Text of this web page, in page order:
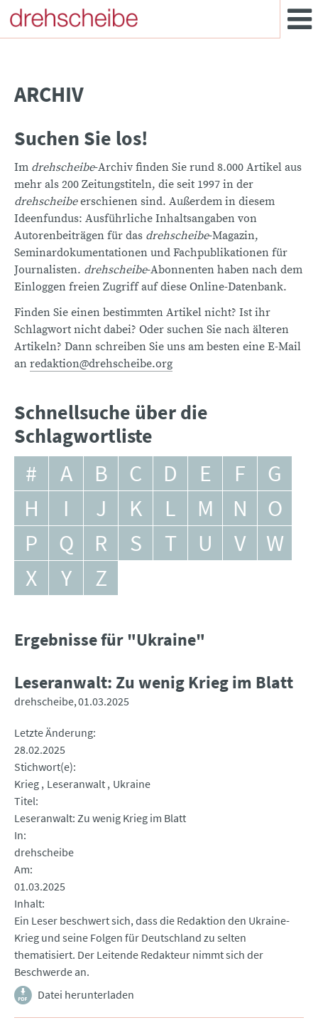
ARCHIV
Suchen Sie los!
Im drehscheibe-Archiv finden Sie rund 8.000 Artikel aus
mehr als 200 Zeitungstiteln, die seit 1997 in der
drehscheibeerschienen sind. Außerdem in diesem
Ideenfundus: Ausführliche Inhaltsangaben von
Autorenbeiträgen für das drehscheibe-Magazin,
Seminardokumentationen und Fachpublikationen für
Journalisten. drehscheibe-Abonnenten haben nach dem
Einloggen freien Zugriff auf diese Online-Datenbank.
Finden Sie einen bestimmten Artikel nicht? Ist ihr
Schlagwort nicht dabei? Oder suchen Sie nach älteren
Artikeln? Dann schreiben Sie uns am besten eine E-Mail
an redaktion@drehscheibe.org
Schnellsuche über die
Schlagwortliste
# A B C D E F
G
H
I J K L M N
O
P
Q R S T U V
W
X
Y Z
Ergebnisse für "Ukraine"
Leseranwalt: Zu wenig Krieg im Blatt
drehscheibe 01.03.2025
Letzte Änderung
28.02.2025
Stichwort(e)
Krieg Leseranwalt Ukraine
Titel
Leseranwalt: Zu wenig Krieg im Blatt
In
drehscheibe
Am
01.03.2025
Inhalt
Ein Leser beschwert sich, dass die Redaktion den Ukraine-
Krieg und seine Folgen für Deutschland zu selten
thematisiert. Der Leitende Redakteur nimmt sich der
Beschwerde an.
Datei herunterladen